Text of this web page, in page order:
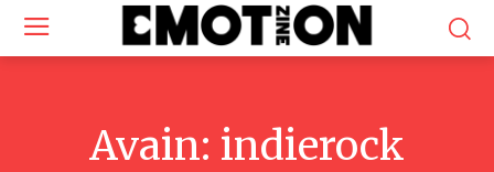
Avain: indierock